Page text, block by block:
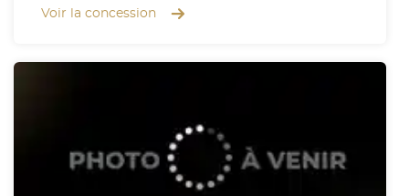
Voir la concession